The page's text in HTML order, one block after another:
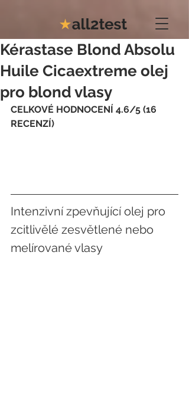
Kérastase Blond Absolu
Huile Cicaextreme olej
pro blond vlasy
CELKOVÉ HODNOCENÍ 4.6/5 (16
RECENZÍ)
Intenzivní zpevňující olej pro
zcitlivělé zesvětlené nebo
melírované vlasy